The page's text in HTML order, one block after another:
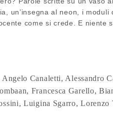
un’insegna al neon, i
come si crede. E niente
Angelo Canaletti, Alessandro
Francesca Garello,
Luigina Sgarro,Lorenzo